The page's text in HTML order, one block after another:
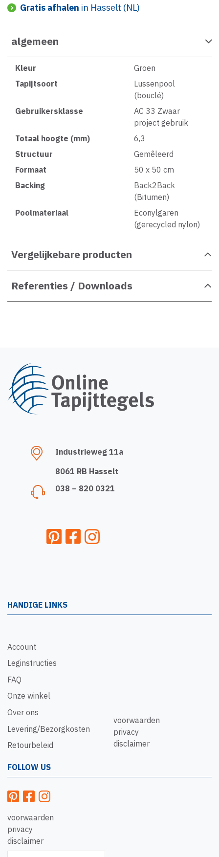
Gratis afhalen in Hasselt (NL)
algemeen
Kleur
Groen
Tapijtsoort
Lussenpool
(bouclé)
Gebruikersklasse
AC 33 Zwaar
project gebruik
Totaal hoogte (mm)
6,3
Structuur
Gemêleerd
Formaat
50 x 50 cm
Backing
Back2Back
(Bitumen)
Poolmateriaal
Econylgaren
(gerecycled nylon)
Vergelijkebare producten
Referenties / Downloads
Industrieweg 11a
8061 RB Hasselt
038 – 820 0321
HANDIGE LINKS
Account
Leginstructies
FAQ
Onze winkel
Over ons
Levering/Bezorgkosten
Retourbeleid
voorwaarden
privacy
disclaimer
FOLLOW US
voorwaarden
privacy
disclaimer